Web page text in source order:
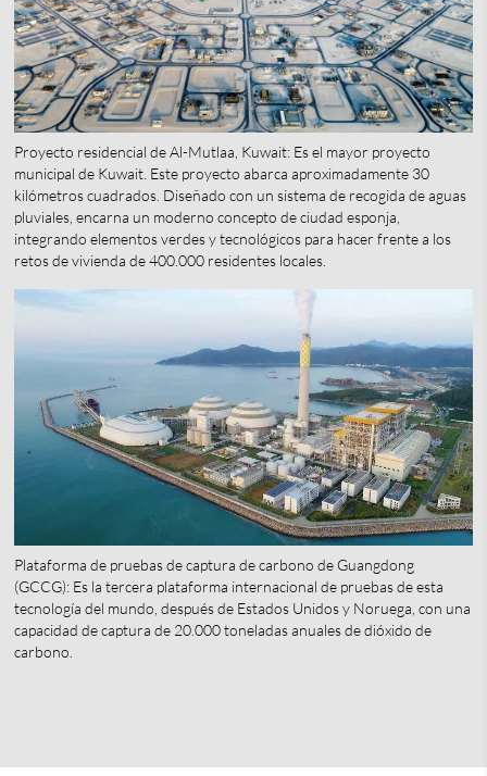
Proyecto residencial de Al-Mutlaa, Kuwait: Es el mayor proyecto
municipal de Kuwait. Este proyecto abarca aproximadamente 30
kilómetros cuadrados. Diseñado con un sistema de recogida de aguas
pluviales, encarna un moderno concepto de ciudad esponja,
integrando elementos verdes y tecnológicos para hacer frente a los
retos de vivienda de 400.000 residentes locales.
Plataforma de pruebas de captura de carbono de Guangdong
(GCCG): Es la tercera plataforma internacional de pruebas de esta
tecnología del mundo, después de Estados Unidos y Noruega, con una
capacidad de captura de 20.000 toneladas anuales de dióxido de
carbono.